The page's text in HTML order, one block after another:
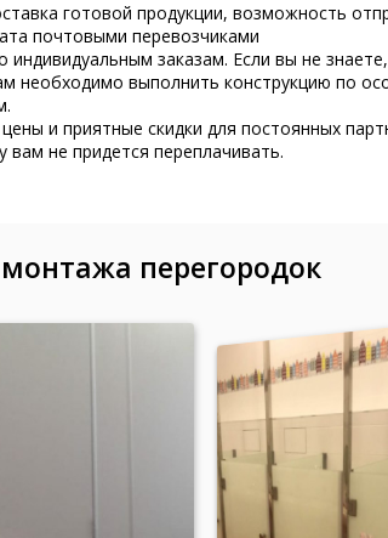
готовой продукции, возможность
почтовыми перевозчиками
индивидуальным заказам. Если вы не
необходимо выполнить конструкцию по
и приятные скидки для постоянных
не придется переплачивать.
перегородок